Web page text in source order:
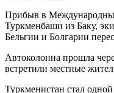
Прибыв в
Туркменбаши из Баку,
Бельгии и Болгарии
Автоколонна прошла
встретили местные
Туркменистан стал